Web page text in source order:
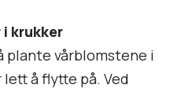
krukker
plante vårblomstene i
å flytte på. Ved